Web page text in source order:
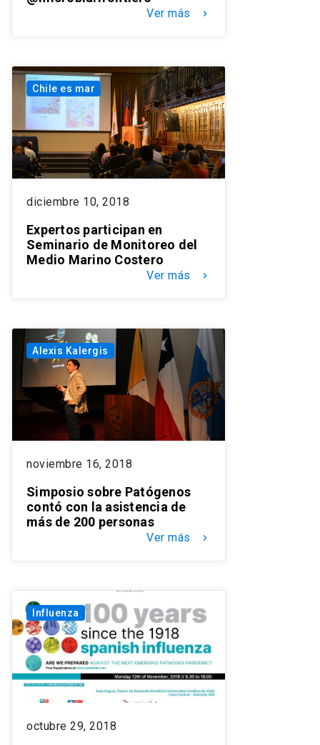
Ver más keyboard_arrow_right
Chile es mar
diciembre 10, 2018
Expertos participan en
Seminario de Monitoreo del
Medio Marino Costero
Ver más keyboard_arrow_right
Alexis Kalergis
noviembre 16, 2018
Simposio sobre Patógenos
contó con la asistencia de
más de 200 personas
Ver más keyboard_arrow_right
Influenza
octubre 29, 2018